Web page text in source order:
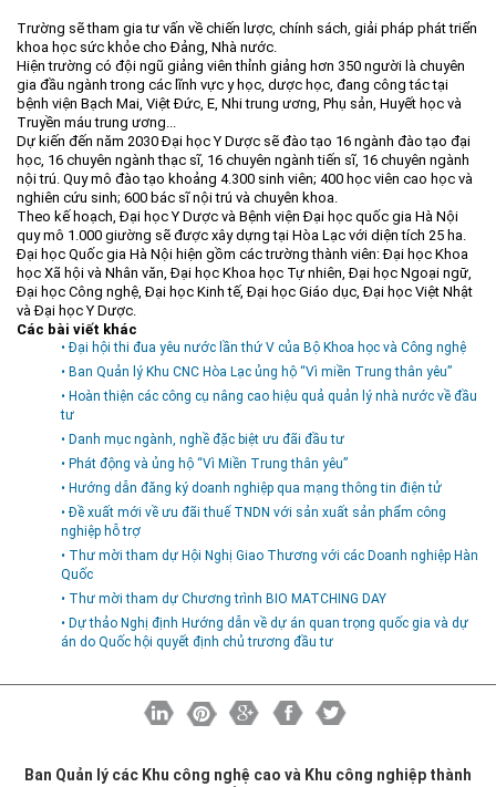
Trường sẽ tham gia tư vấn về chiến lược, chính sách, giải pháp phát triển
khoa học sức khỏe cho Đảng, Nhà nước.
Hiện trường có đội ngũ giảng viên thỉnh giảng hơn 350 người là chuyên
gia đầu ngành trong các lĩnh vực y học, dược học, đang công tác tại
bệnh viện Bạch Mai, Việt Đức, E, Nhi trung ương, Phụ sản, Huyết học và
Truyền máu trung ương...
Dự kiến đến năm 2030 Đại học Y Dược sẽ đào tạo 16 ngành đào tạo đại
học, 16 chuyên ngành thạc sĩ, 16 chuyên ngành tiến sĩ, 16 chuyên ngành
nội trú. Quy mô đào tạo khoảng 4.300 sinh viên; 400 học viên cao học và
nghiên cứu sinh; 600 bác sĩ nội trú và chuyên khoa.
Theo kế hoạch, Đại học Y Dược và Bệnh viện Đại học quốc gia Hà Nội
quy mô 1.000 giường sẽ được xây dựng tại Hòa Lạc với diện tích 25 ha.
Đại học Quốc gia Hà Nội hiện gồm các trường thành viên: Đại học Khoa
học Xã hội và Nhân văn, Đại học Khoa học Tự nhiên, Đại học Ngoại ngữ,
Đại học Công nghệ, Đại học Kinh tế, Đại học Giáo dục, Đại học Việt Nhật
và Đại học Y Dược.
Các bài viết khác
• Đại hội thi đua yêu nước lần thứ V của Bộ Khoa học và Công nghệ
• Ban Quản lý Khu CNC Hòa Lạc ủng hộ “Vì miền Trung thân yêu”
• Hoàn thiện các công cụ nâng cao hiệu quả quản lý nhà nước về đầu
tư
• Danh mục ngành, nghề đặc biệt ưu đãi đầu tư
• Phát động và ủng hộ “Vì Miền Trung thân yêu”
• Hướng dẫn đăng ký doanh nghiệp qua mạng thông tin điện tử
• Đề xuất mới về ưu đãi thuế TNDN với sản xuất sản phẩm công
nghiệp hỗ trợ
• Thư mời tham dự Hội Nghị Giao Thương với các Doanh nghiệp Hàn
Quốc
• Thư mời tham dự Chương trình BIO MATCHING DAY
• Dự thảo Nghị định Hướng dẫn về dự án quan trọng quốc gia và dự
án do Quốc hội quyết định chủ trương đầu tư
Ban Quản lý các Khu công nghệ cao và Khu công nghiệp thành